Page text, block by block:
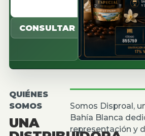
QUIÉNES
SOMOS
UNA
Somos Disproal,
Bahía Blanca
representación y